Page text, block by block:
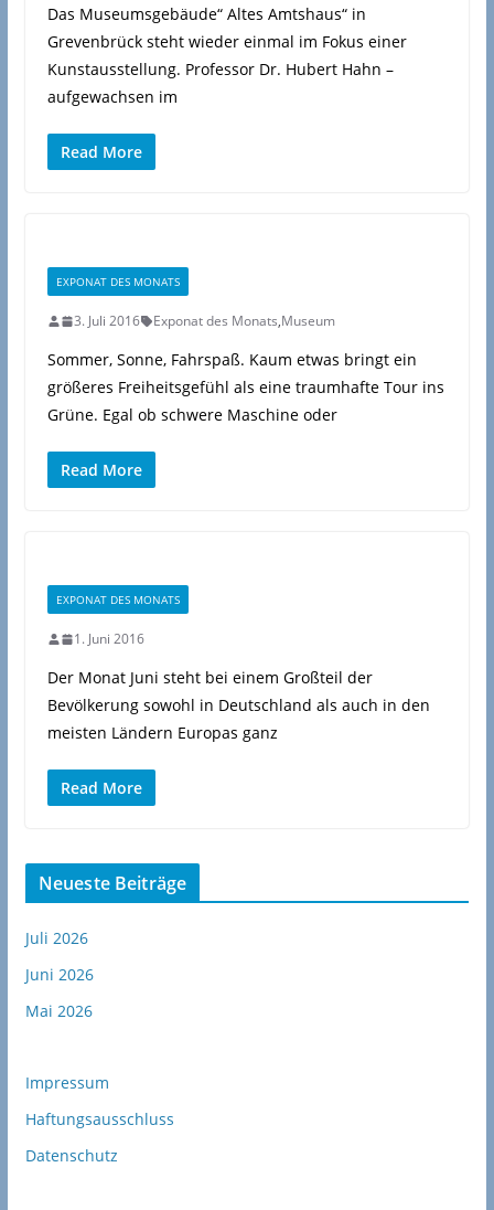
Das Museumsgebäude“ Altes Amtshaus“ in
Grevenbrück steht wieder einmal im Fokus einer
Kunstausstellung. Professor Dr. Hubert Hahn –
aufgewachsen im
Read More
EXPONAT DES MONATS
3. Juli 2016 Exponat des Monats,Museum
Sommer, Sonne, Fahrspaß. Kaum etwas bringt ein
größeres Freiheitsgefühl als eine traumhafte Tour ins
Grüne. Egal ob schwere Maschine oder
Read More
EXPONAT DES MONATS
1. Juni 2016
Der Monat Juni steht bei einem Großteil der
Bevölkerung sowohl in Deutschland als auch in den
meisten Ländern Europas ganz
Read More
Neueste Beiträge
Juli 2026
Juni 2026
Mai 2026
Impressum
Haftungsausschluss
Datenschutz